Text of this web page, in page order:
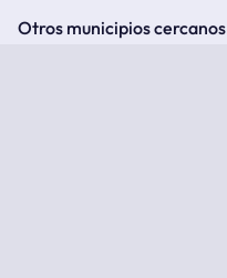
Otros municipios cercanos